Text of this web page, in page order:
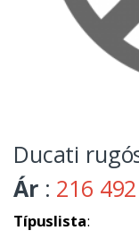
Ducati
Ár : 216
Típuslista: